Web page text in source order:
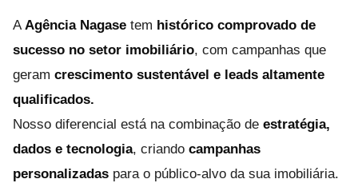
AAgência Nagase tem histórico comprovado de
sucesso no setor imobiliário, com campanhas que
geram crescimento sustentável e leads altamente
qualificados.
Nosso diferencial está na combinação de estratégia,
dados e tecnologia, criando campanhas
personalizadas para o público-alvo da sua imobiliária.